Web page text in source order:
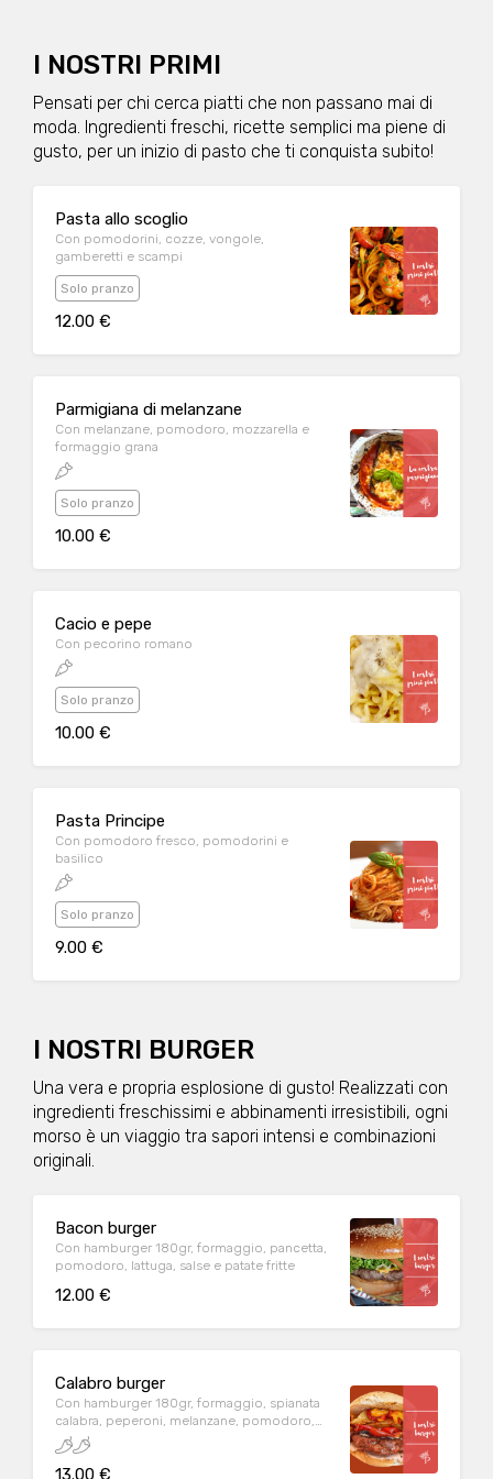
I NOSTRI PRIMI
Pensati per chi cerca piatti che non passano mai di
moda. Ingredienti freschi, ricette semplici ma piene di
gusto, per un inizio di pasto che ti conquista subito!
Pasta allo scoglio
Con pomodorini, cozze, vongole,
gamberetti e scampi
Solo pranzo
12.00 €
Parmigiana di melanzane
Con melanzane, pomodoro, mozzarella e
formaggio grana
Solo pranzo
10.00 €
Cacio e pepe
Con pecorino romano
Solo pranzo
10.00 €
Pasta Principe
Con pomodoro fresco, pomodorini e
basilico
Solo pranzo
9.00 €
I NOSTRI BURGER
Una vera e propria esplosione di gusto! Realizzati con
ingredienti freschissimi e abbinamenti irresistibili, ogni
morso è un viaggio tra sapori intensi e combinazioni
originali.
Bacon burger
Con hamburger 180gr, formaggio, pancetta,
pomodoro, lattuga, salse e patate fritte
12.00 €
Calabro burger
Con hamburger 180gr, formaggio, spianata
calabra, peperoni, melanzane, pomodoro,
lattuga, salse e patate fritte
13.00 €